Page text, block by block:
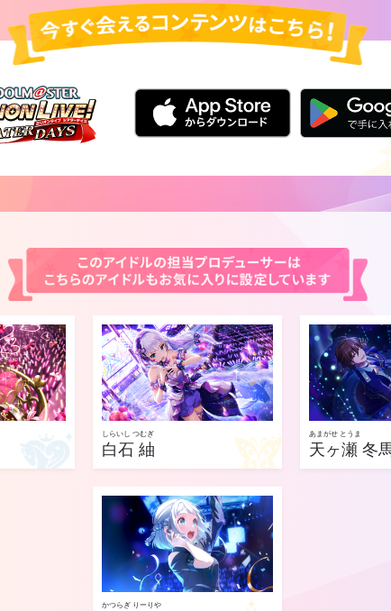
しらいし つむぎ
白石 紬
あまがせ とうま
天ヶ瀬 冬
かつらぎ りーりや